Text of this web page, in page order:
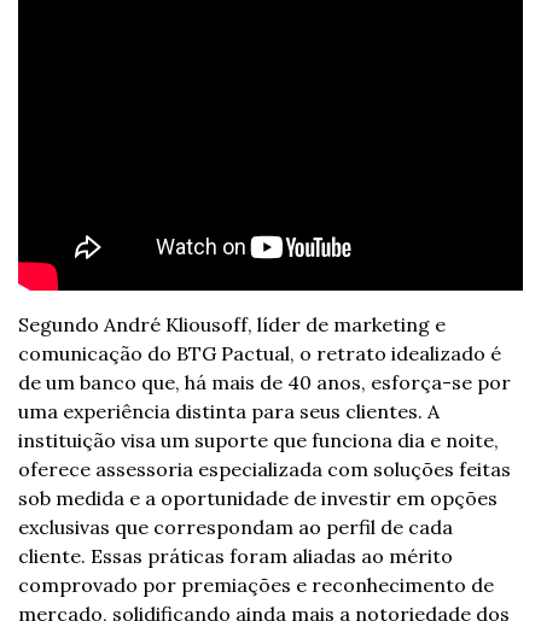
Segundo André Kliousoff, líder de marketing e
comunicação do BTG Pactual, o retrato idealizado é
de um banco que, há mais de 40 anos, esforça-se por
uma experiência distinta para seus clientes. A
instituição visa um suporte que funciona dia e noite,
oferece assessoria especializada com soluções feitas
sob medida e a oportunidade de investir em opções
exclusivas que correspondam ao perfil de cada
cliente. Essas práticas foram aliadas ao mérito
comprovado por premiações e reconhecimento de
mercado, solidificando ainda mais a notoriedade dos